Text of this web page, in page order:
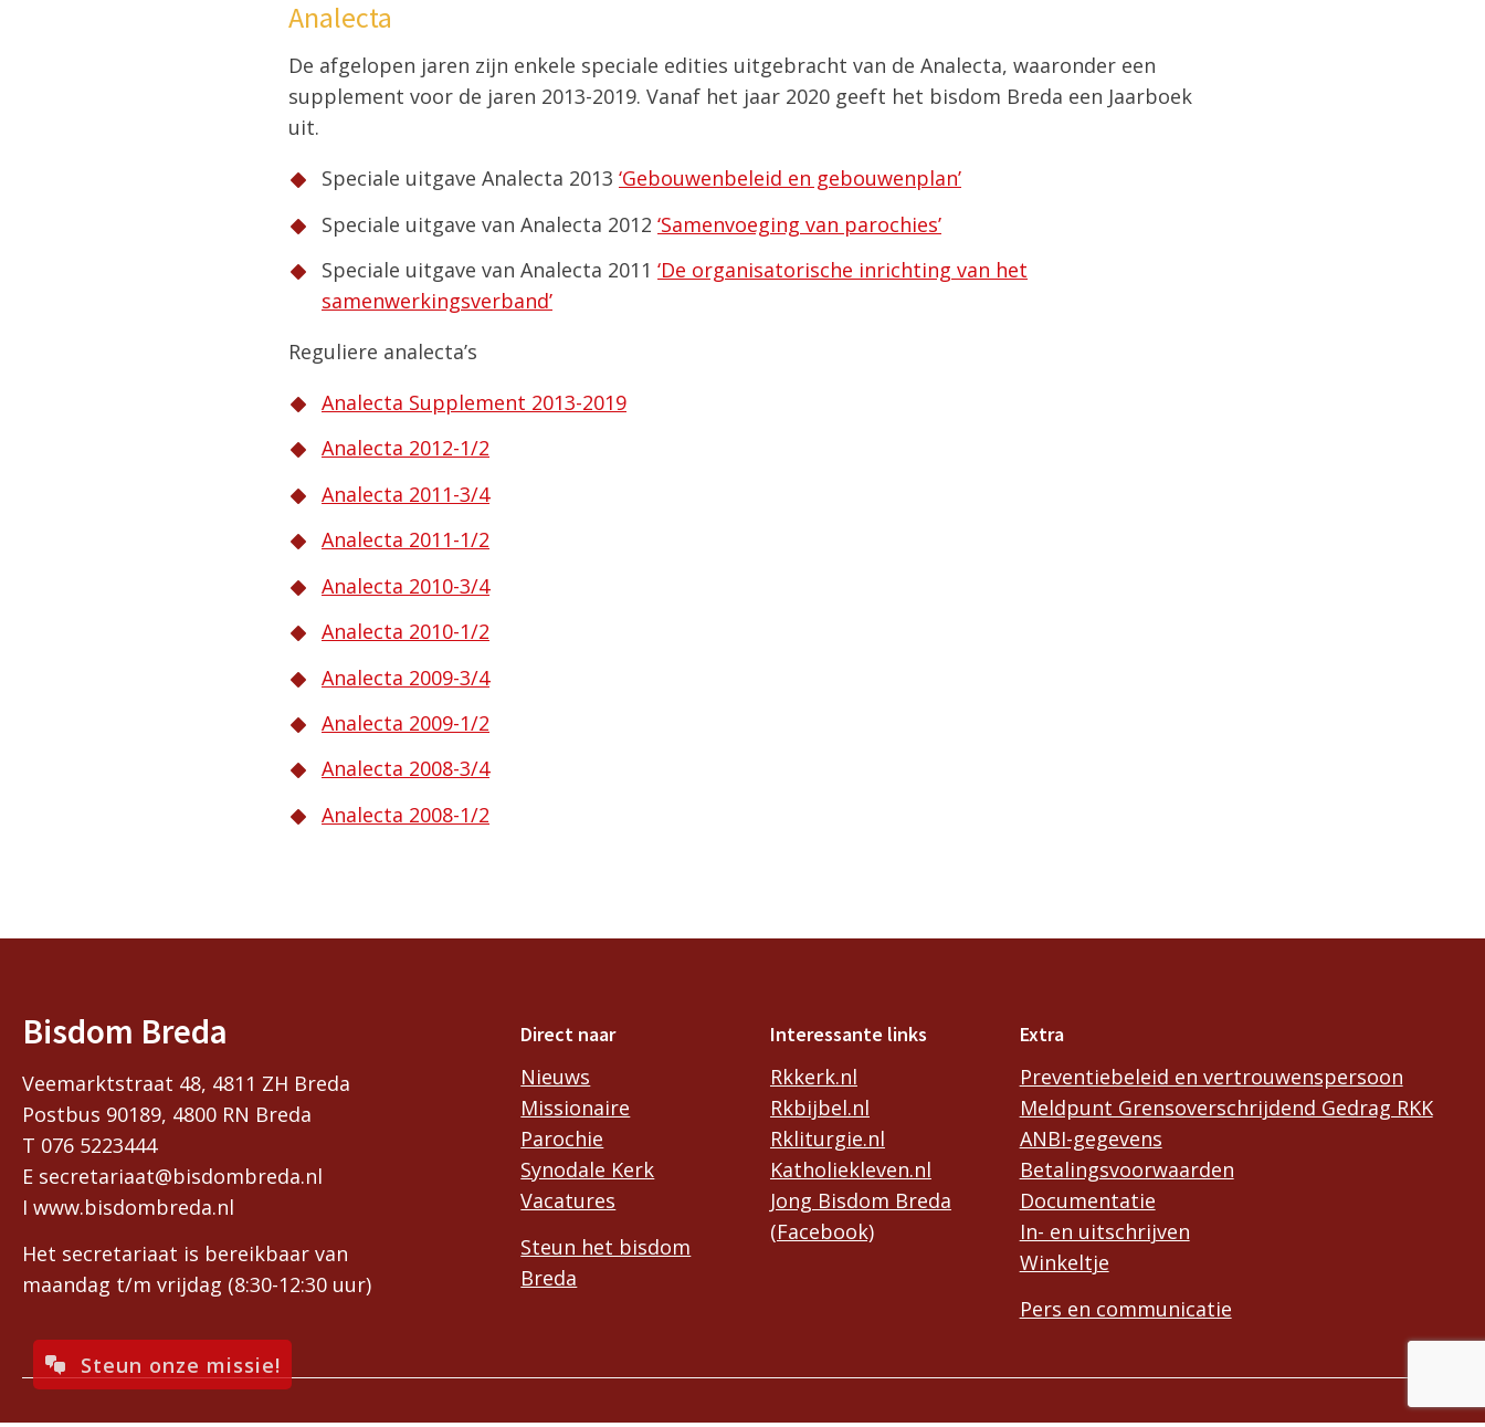
Analecta
De afgelopen jaren zijn enkele speciale edities uitgebracht van de Analecta, waaronder een
supplement voor de jaren 2013-2019. Vanaf het jaar 2020 geeft het bisdom Breda een Jaarboek
uit.
Speciale uitgave Analecta 2013 ‘Gebouwenbeleid en gebouwenplan’
Speciale uitgave van Analecta 2012 ‘Samenvoeging van parochies’
Speciale uitgave van Analecta 2011 ‘De organisatorische inrichting van het
samenwerkingsverband’
Reguliere analecta’s
Analecta Supplement 2013-2019
Analecta 2012-1/2
Analecta 2011-3/4
Analecta 2011-1/2
Analecta 2010-3/4
Analecta 2010-1/2
Analecta 2009-3/4
Analecta 2009-1/2
Analecta 2008-3/4
Analecta 2008-1/2
Bisdom Breda
Veemarktstraat 48, 4811 ZH Breda
Postbus 90189, 4800 RN Breda
T 076 5223444
E secretariaat@bisdombreda.nl
I www.bisdombreda.nl
Het secretariaat is bereikbaar van
maandag t/m vrijdag (8:30-12:30 uur)
Direct naar
Nieuws
Missionaire
Parochie
Synodale Kerk
Vacatures
Steun het bisdom
Breda
Interessante links
Rkkerk.nl
Rkbijbel.nl
Rkliturgie.nl
Katholiekleven.nl
Jong Bisdom Breda
(Facebook)
Extra
Preventiebeleid en vertrouwenspersoon
Meldpunt Grensoverschrijdend Gedrag RKK
ANBI-gegevens
Betalingsvoorwaarden
Documentatie
In- en uitschrijven
Winkeltje
Pers en communicatie
Steun onze missie!